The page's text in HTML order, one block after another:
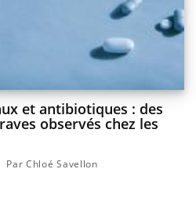
et antibiotiques : des
observés chez les
Par Chloé Savellon